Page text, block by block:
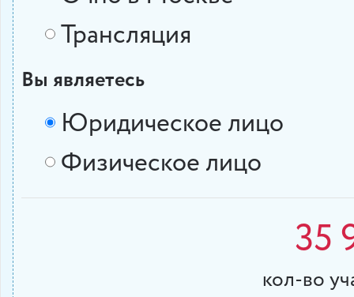
Трансляция
Вы являетесь
Юридическое лицо
Физическое лицо
35
кол-во